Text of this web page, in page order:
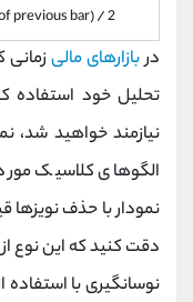
previous bar) / 2
دربازارهای مالیزمانی
تحلیل خود استفاده
نیازمند خواهید
الگوهای کلاسیک
نمودار با حذف نویزها
دقت کنید که این نوع
نوسانگیری با استفاده